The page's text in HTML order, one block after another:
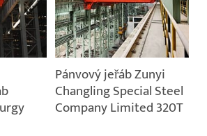
Pánvový jeřáb Zunyi
Changling Special Steel
Company Limited 320T